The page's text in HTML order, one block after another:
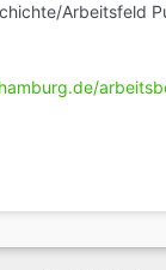
Arbeitsfeld